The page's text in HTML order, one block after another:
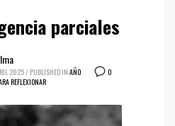
parciales
0
2025/ PUBLISHED IN AÑO
REFLEXIONAR